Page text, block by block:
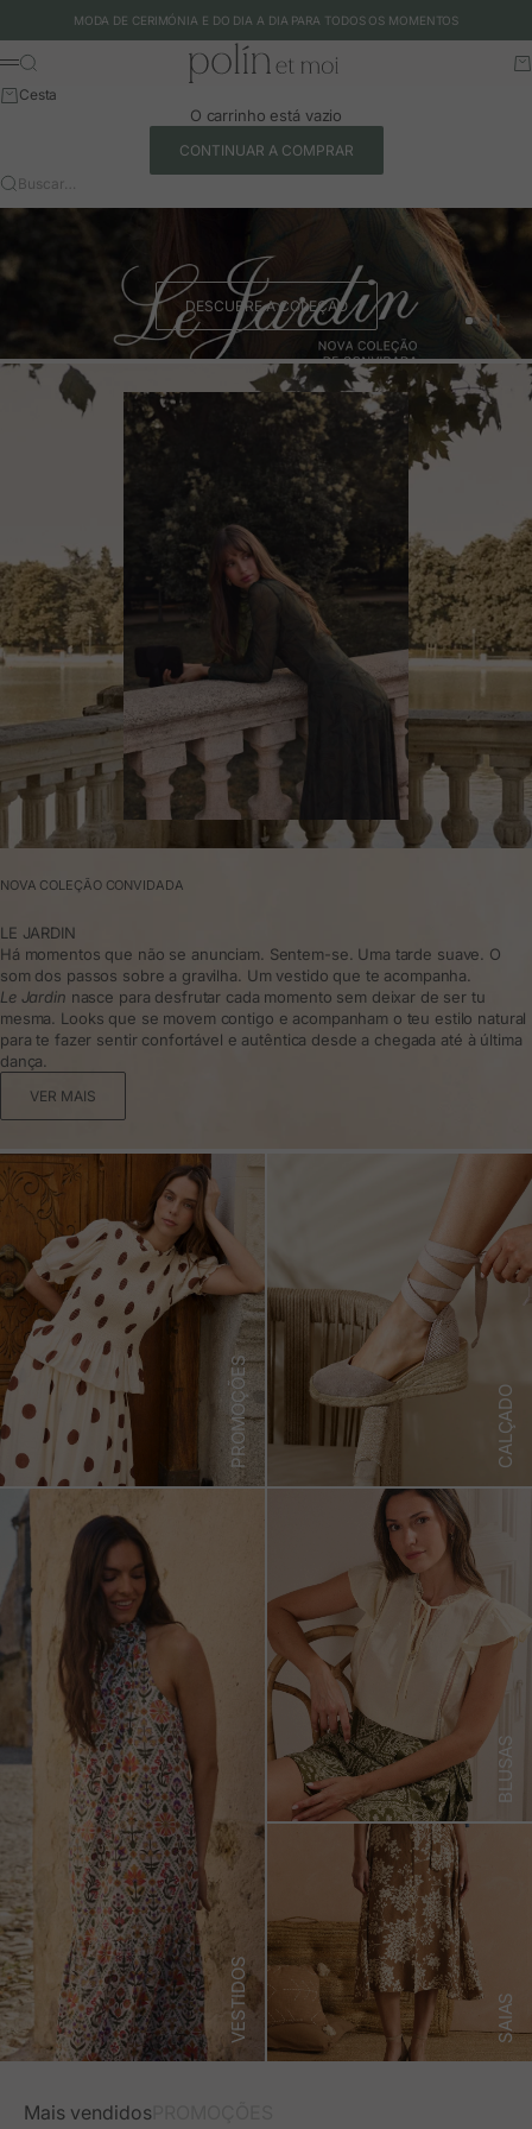
MODA DE CERIMÓNIA E DO DIA A DIA PARA TODOS OS MOMENTOS
Polín et moi - EU
Menu
Buscar
Cesta
O carrinho está vazio
CONTINUAR A COMPRAR
Buscar…
DESCUBRE A COLEÇÃO
Ir para o
Ir para
NOVA COLEÇÃO CONVIDADA
LE JARDIN
Há momentos que não se anunciam. Sentem-se. Uma tarde suave. O
som dos passos sobre a gravilha. Um vestido que te acompanha.
Le Jardin nasce para desfrutar cada momento sem deixar de ser tu
mesma. Looks que se movem contigo e acompanham o teu estilo natural
para te fazer sentir confortável e autêntica desde a chegada até à última
dança.
VER MAIS
PROMOÇÕES CALÇADO
VESTIDOS
BLUSAS
SAIAS
Mais vendidos